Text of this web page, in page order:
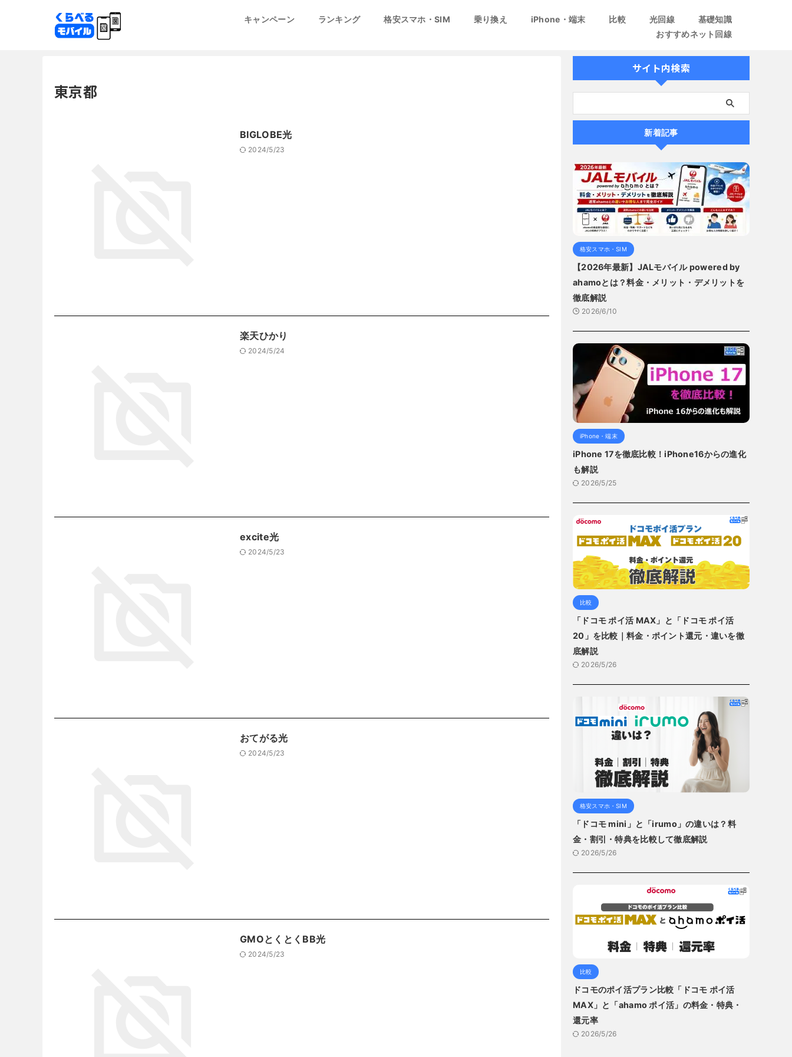
キャンペーン ランキング 格安スマホ・SIM 乗り換え iPhone・端末 比較 光回線
基礎知識
おすすめネット回線
東京都
BIGLOBE光
2024/5/23
楽天ひかり
2024/5/24
excite光
2024/5/23
おてがる光
2024/5/23
GMOとくとくBB光
2024/5/23
サイト内検索
新着記事
格安スマホ・SIM
【2026年最新】JALモバイル powered by
ahamoとは？料金・メリット・デメリットを
徹底解説
2026/6/10
iPhone・端末
iPhone 17を徹底比較！iPhone16からの進化
も解説
2026/5/25
比較
「ドコモ ポイ活 MAX」と「ドコモ ポイ活
20」を比較｜料金・ポイント還元・違いを徹
底解説
2026/5/26
格安スマホ・SIM
「ドコモ mini」と「irumo」の違いは？料
金・割引・特典を比較して徹底解説
2026/5/26
比較
ドコモのポイ活プラン比較「ドコモ ポイ活
MAX」と「ahamo ポイ活」の料金・特典・
還元率
2026/5/26